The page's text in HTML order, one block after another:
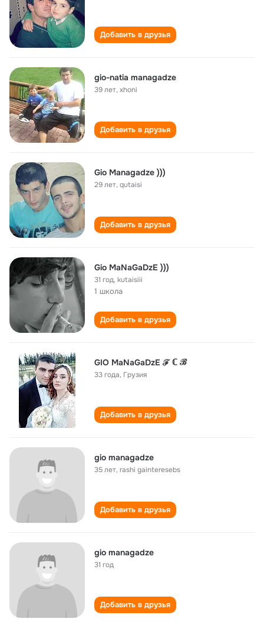
Добавить в друзья
gio-natia managadze
39 лет,xhoni
Добавить в друзья
Gio Managadze )))
29 лет,qutaisi
Добавить в друзья
Gio MaNaGaDzE )))
31 год,kutaisiii
1 школа
Добавить в друзья
GIO MaNaGaDzE ℱ ℂ ℬ
33 года, Грузия
Добавить в друзья
gio managadze
35 лет,rashi gainteresebs
Добавить в друзья
gio managadze
31 год
Добавить в друзья